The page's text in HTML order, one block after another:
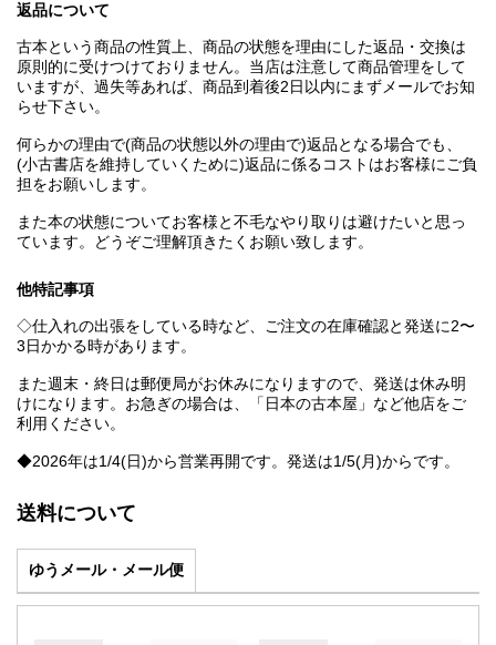
返品について
古本という商品の性質上、商品の状態を理由にした返品・交換は
原則的に受けつけておりません。当店は注意して商品管理をして
いますが、過失等あれば、商品到着後2日以内にまずメールでお知
らせ下さい。
何らかの理由で(商品の状態以外の理由で)返品となる場合でも、
(小古書店を維持していくために)返品に係るコストはお客様にご負
担をお願いします。
また本の状態についてお客様と不毛なやり取りは避けたいと思っ
ています。どうぞご理解頂きたくお願い致します。
他特記事項
◇仕入れの出張をしている時など、ご注文の在庫確認と発送に2〜
3日かかる時があります。
また週末・終日は郵便局がお休みになりますので、発送は休み明
けになります。お急ぎの場合は、「日本の古本屋」など他店をご
利用ください。
◆2026年は1/4(日)から営業再開です。発送は1/5(月)からです。
送料について
ゆうメール・メール便